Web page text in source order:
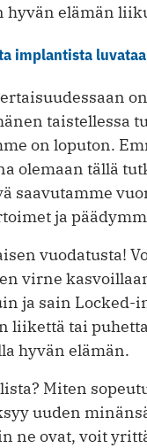
elämän
implantista
taistellessa
on loputon.
olemaan tällä
saavutamme
ja
vuodatusta!
virne
ja sain Locked-
liikettä tai
hyvän elämän.
Miten
uuden
ne ovat, voit